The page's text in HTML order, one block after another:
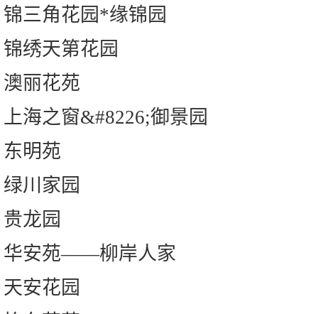
锦三角花园*缘锦园
锦绣天第花园
澳丽花苑
上海之窗&#8226;御景园
东明苑
绿川家园
贵龙园
华安苑——柳岸人家
天安花园